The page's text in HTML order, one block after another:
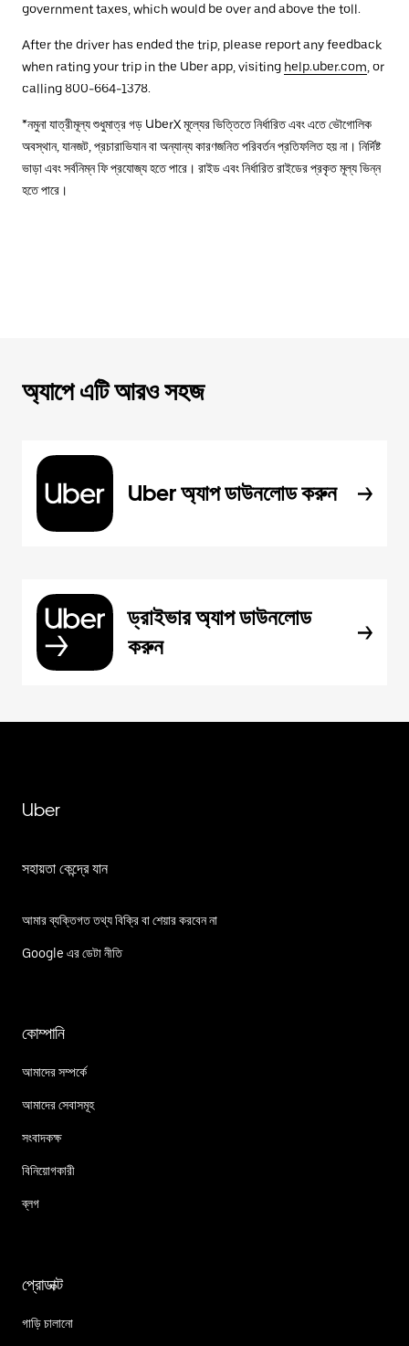
government taxes, which would be over and above the toll.
After the driver has ended the trip, please report any feedback
when rating your trip in the Uber app, visiting help.uber.com , or
calling 800-664-1378.
*নমুনা যাত্রীমূল্য শুধুমাত্র গড় UberX মূল্যের ভিত্তিতে নির্ধারিত এবং এতে ভৌগোলিক
অবস্থান, যানজট, প্রচারাভিযান বা অন্যান্য কারণজনিত পরিবর্তন প্রতিফলিত হয় না। নির্দিষ্ট
ভাড়া এবং সর্বনিম্ন ফি প্রযোজ্য হতে পারে। রাইড এবং নির্ধারিত রাইডের প্রকৃত মূল্য ভিন্ন
হতে পারে।
অ্যাপে এটি আরও সহজ
Uber অ্যাপ ডাউনলোড করুন
ড্রাইভার অ্যাপ ডাউনলোড
করুন
Uber
সহায়তা কেন্দ্রে যান
আমার ব্যক্তিগত তথ্য বিক্রি বা শেয়ার করবেন না
Google এর ডেটা নীতি
কোম্পানি
আমাদের সম্পর্কে
আমাদের সেবাসমূহ
সংবাদকক্ষ
বিনিয়োগকারী
ব্লগ
প্রোডাক্ট
গাড়ি চালানো